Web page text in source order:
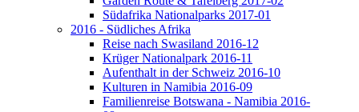
Südafrika Nationalparks 2017-01
2016 - Südliches Afrika
Reise nach Swasiland 2016-12
Krüger Nationalpark 2016-11
Aufenthalt in der Schweiz 2016-10
Kulturen in Namibia 2016-09
Familienreise Botswana - Namibia 2016-